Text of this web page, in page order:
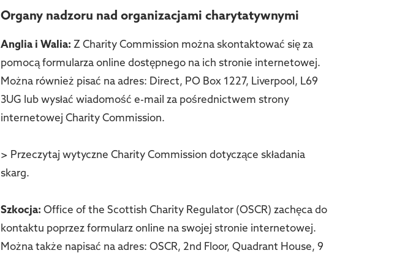
Organy nadzoru nad organizacjami charytatywnymi
Anglia i Walia: Z Charity Commission można skontaktować się za
pomocą formularza online dostępnego na ich stronie internetowej.
Można również pisać na adres: Direct, PO Box 1227, Liverpool, L69
3UG lub wysłać wiadomość e-mail za pośrednictwem strony
internetowej Charity Commission.
> Przeczytaj wytyczne Charity Commission dotyczące składania
skarg.
Szkocja: Office of the Scottish Charity Regulator (OSCR) zachęca do
kontaktu poprzez formularz online na swojej stronie internetowej.
Można także napisać na adres: OSCR, 2nd Floor, Quadrant House, 9